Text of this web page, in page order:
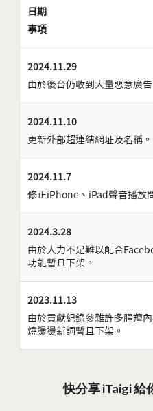
日期
事項
2024.11.29
由於後台仍收到大量惡意廣
2024.11.10
更新外部超連結網址及名稱。
2024.11.7
修正iPhone、iPad聲音播放
2024.3.28
由於人力不足難以配合
功能暫且下架。
2023.11.13
由於貢獻紀錄參雜許多腥羶
燒燙燙新詞暫且下架。
快分享 iTaigi 給